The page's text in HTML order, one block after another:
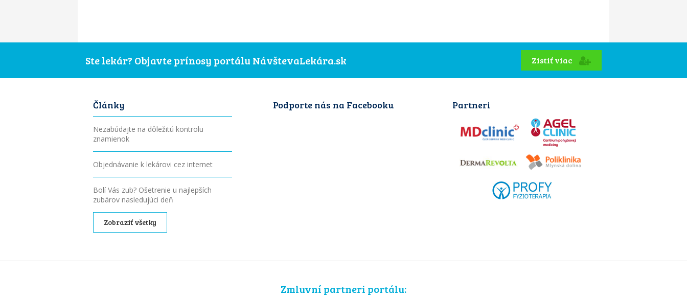
Ste lekár? Objavte prínosy portálu NávštevaLekára.sk Zistiť viac
Články
Nezabúdajte na dôležitú kontrolu
znamienok
Objednávanie k lekárovi cez internet
Bolí Vás zub? Ošetrenie u najlepších
zubárov nasledujúci deň
Zobraziť všetky
Podporte nás na Facebooku Partneri
Zmluvní partneri portálu: